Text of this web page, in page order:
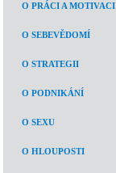
O PRÁCI A MOTIVACI
O SEBEVĚDOMÍ
O STRATEGII
O PODNIKÁNÍ
O SEXU
O HLOUPOSTI